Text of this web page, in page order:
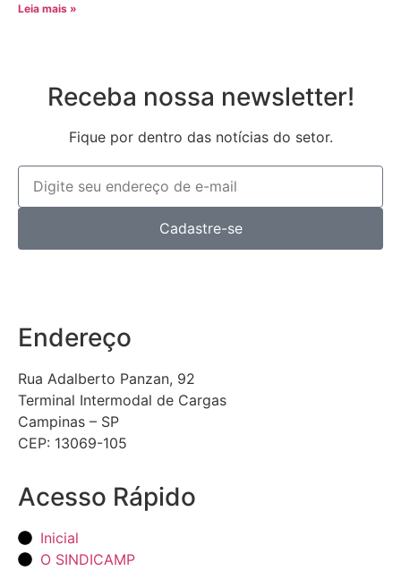
Leia mais »
Receba nossa newsletter!
Fique por dentro das notícias do setor.
Cadastre-se
Endereço
Rua Adalberto Panzan, 92
Terminal Intermodal de Cargas
Campinas – SP
CEP: 13069-105
Acesso Rápido
Inicial
O SINDICAMP